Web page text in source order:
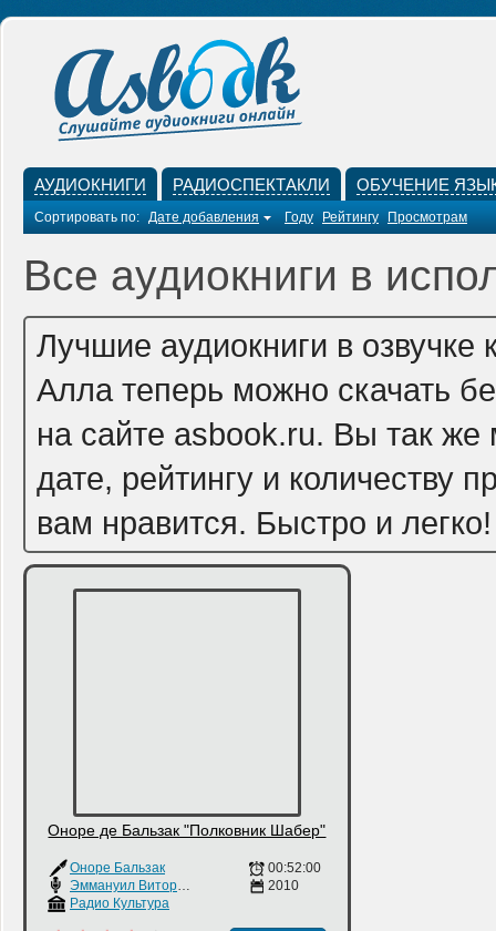
АУДИОКНИГИ РАДИОСПЕКТАКЛИ ОБУЧЕНИЕ
Сортировать по: Дате добавления Году Рейтингу Просмотрам
Все аудиокниги в
Лучшие аудиокниги в
Алла теперь можно скачать
на сайте asbook.ru. Вы так
дате, рейтингу и количеству
вам нравится. Быстро и легко!
Оноре де Бальзак "Полковник Шабер"
Оноре Бальзак
Эммануил Виторган
Алла Балтер
Радио Культура
00:52:00
2010